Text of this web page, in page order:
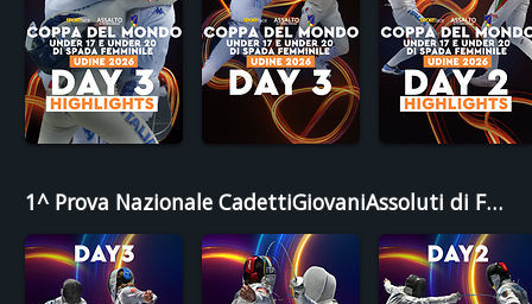
1^ Prova Nazionale CadettiGiovaniAssoluti di Fioretto e Spada - Roma 2025